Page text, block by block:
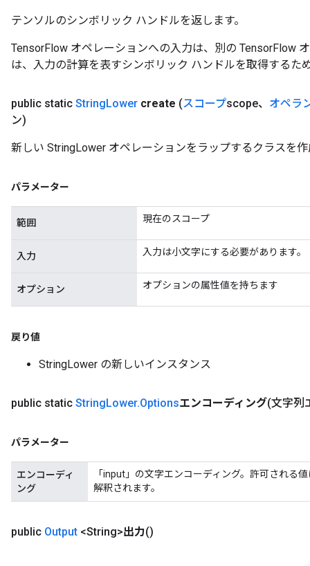
テンソルのシンボリック ハンドルを返します。
TensorFlow オペレーションへの入力は、別の TensorFlow
は、入力の計算を表すシンボリック ハンドルを取得するた
public static StringLower create (スコープscope、 オペラ
ン)
新しい StringLower オペレーションをラップするクラスを
パラメーター
範囲 現在のスコープ
入力 入力は小文字にする必要があります。
オプション オプションの属性値を持ちます
戻り値
StringLower の新しいインスタンス
public static StringLower.Optionsエンコーディング(文字列
パラメーター
エンコーディ
ング
「input」の文字エンコーディング。許可される
解釈されます。
public Output <String>出力()